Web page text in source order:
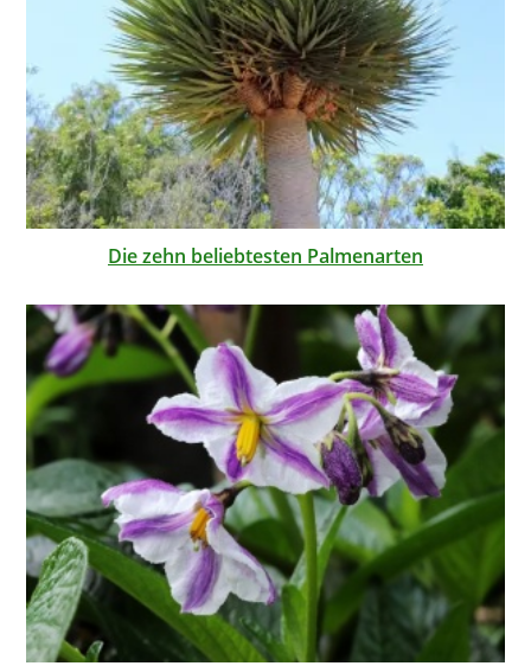
Die zehn beliebtesten Palmenarten